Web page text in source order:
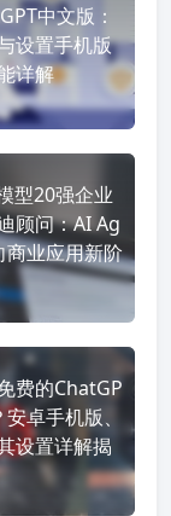
中文版：
设置手机版
详解
型20强企业
顾问：AI Ag
业应用新阶
费的ChatGP
卓手机版、
设置详解揭